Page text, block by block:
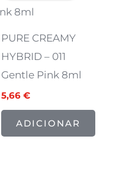
PURE CREAMY
HYBRID – 011
Gentle Pink 8ml
7,07 €.
5,66€
5,66 €.
ADICIONAR